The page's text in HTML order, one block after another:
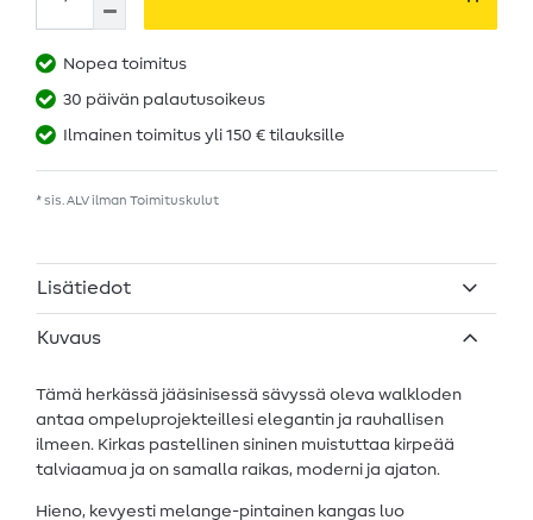
Nopea toimitus
30 päivän palautusoikeus
Ilmainen toimitus yli 150 € tilauksille
* sis. ALV ilman Toimituskulut
Lisätiedot
Kuvaus
Tämä herkässä jääsinisessä sävyssä oleva walkloden
antaa ompeluprojekteillesi elegantin ja rauhallisen
ilmeen. Kirkas pastellinen sininen muistuttaa kirpeää
talviaamua ja on samalla raikas, moderni ja ajaton.
Hieno, kevyesti melange-pintainen kangas luo